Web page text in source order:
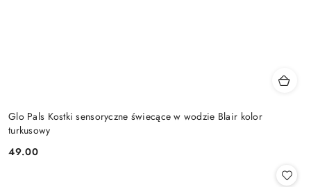
Glo Pals Kostki sensoryczne świecące w wodzie Blair kolor
turkusowy
Cena:
49.00